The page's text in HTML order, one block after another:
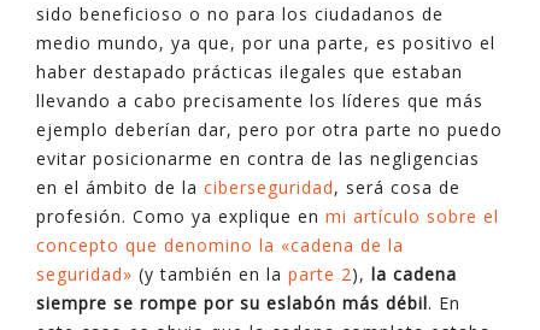
sido beneficioso o no para los ciudadanos de
medio mundo, ya que, por una parte, es positivo el
haber destapado prácticas ilegales que estaban
llevando a cabo precisamente los líderes que más
ejemplo deberían dar, pero por otra parte no puedo
evitar posicionarme en contra de las negligencias
en el ámbito de la ciberseguridad, será cosa de
profesión. Como ya explique en mi artículo sobre el
concepto que denomino la «cadena de la
seguridad» (y también en la parte 2), la cadena
siempre se rompe por su eslabón más débil. En